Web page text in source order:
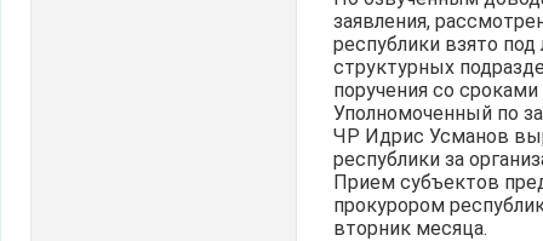
заявления,
республики взято
структурных
поручения со сроками
Уполномоченный по
ЧР Идрис Усманов
республики за
Прием субъектов
прокурором
вторник месяца.